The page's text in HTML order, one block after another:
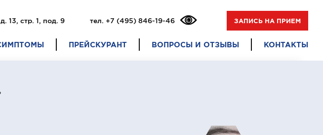
13, стр. 1, под. 9 тел. +7 (495) 846-19-46 ЗАПИСЬ НА ПРИЕМ
ПРЕЙСКУРАНТ ВОПРОСЫ И ОТЗЫВЫ КОНТАКТЫ